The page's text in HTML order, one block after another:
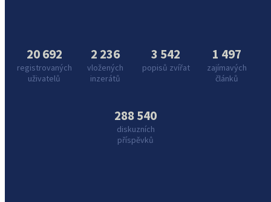
20 692
registrovaných
uživatelů
2 236
vložených
inzerátů
3 542
popisů zvířat
1 497
zajímavých
článků
288 540
diskuzních
příspěvků